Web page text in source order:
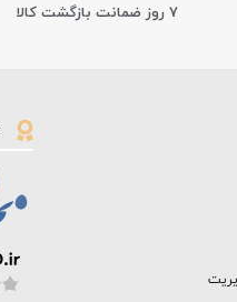
7 روز ضمانت بازگشت کالا